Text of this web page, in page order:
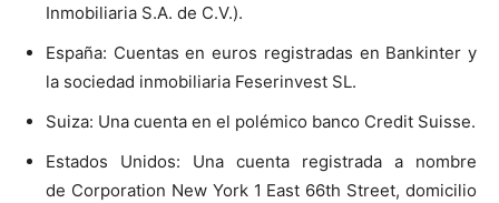
Inmobiliaria S.A. de C.V.).
España: Cuentas en euros registradas en Bankinter y
la sociedad inmobiliaria Feserinvest SL.
Suiza: Una cuenta en el polémico banco Credit Suisse.
Estados Unidos: Una cuenta registrada a nombre
de Corporation New York 1 East 66th Street, domicilio